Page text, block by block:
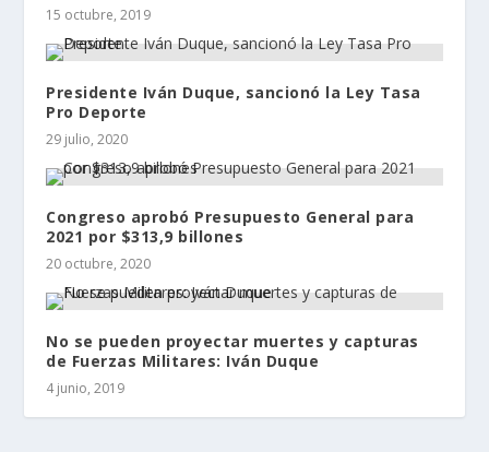
15 octubre, 2019
Presidente Iván Duque, sancionó la Ley Tasa
Pro Deporte
29 julio, 2020
Congreso aprobó Presupuesto General para
2021 por $313,9 billones
20 octubre, 2020
No se pueden proyectar muertes y capturas
de Fuerzas Militares: Iván Duque
4 junio, 2019